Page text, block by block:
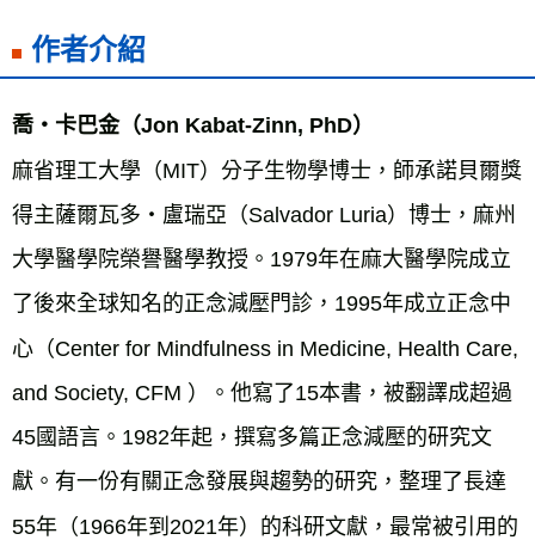
作者介紹
喬‧卡巴金（Jon Kabat-Zinn, PhD）
麻省理工大學（MIT）分子生物學博士，師承諾貝爾獎
得主薩爾瓦多‧盧瑞亞（Salvador Luria）博士，麻州
大學醫學院榮譽醫學教授。1979年在麻大醫學院成立
了後來全球知名的正念減壓門診，1995年成立正念中
心（Center for Mindfulness in Medicine, Health Care,
and Society, CFM ）。他寫了15本書，被翻譯成超過
45國語言。1982年起，撰寫多篇正念減壓的研究文
獻。有一份有關正念發展與趨勢的研究，整理了長達
55年（1966年到2021年）的科研文獻，最常被引用的